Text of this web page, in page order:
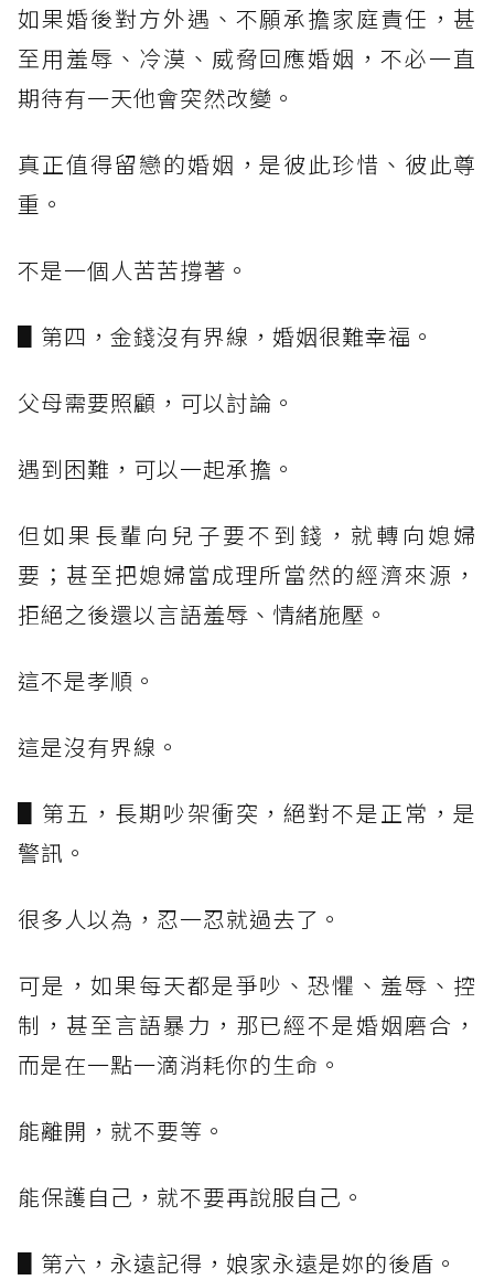
如果婚後對方外遇、不願承擔家庭責任，甚
至用羞辱、冷漠、威脅回應婚姻，不必一直
期待有一天他會突然改變。
真正值得留戀的婚姻，是彼此珍惜、彼此尊
重。
不是一個人苦苦撐著。
▋第四，金錢沒有界線，婚姻很難幸福。
父母需要照顧，可以討論。
遇到困難，可以一起承擔。
但如果長輩向兒子要不到錢，就轉向媳婦
要；甚至把媳婦當成理所當然的經濟來源，
拒絕之後還以言語羞辱、情緒施壓。
這不是孝順。
這是沒有界線。
▋第五，長期吵架衝突，絕對不是正常，是
警訊。
很多人以為，忍一忍就過去了。
可是，如果每天都是爭吵、恐懼、羞辱、控
制，甚至言語暴力，那已經不是婚姻磨合，
而是在一點一滴消耗你的生命。
能離開，就不要等。
能保護自己，就不要再說服自己。
▋第六，永遠記得，娘家永遠是妳的後盾。